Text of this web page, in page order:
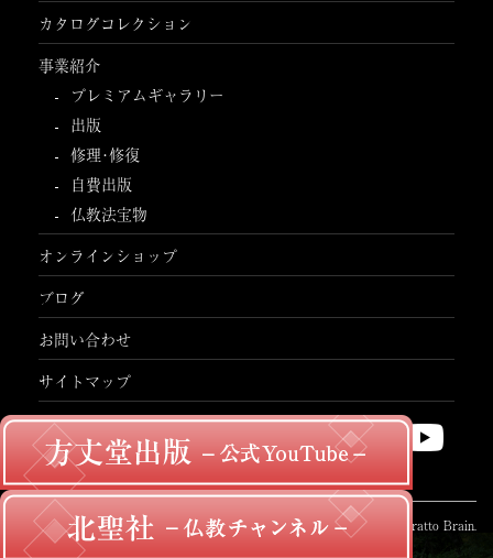
カタログコレクション
事業紹介
プレミアムギャラリー
出版
修理･修復
自費出版
仏教法宝物
オンラインショップ
ブログ
お問い合わせ
サイトマップ
© 方丈堂出版. Designed by Tratto Brain